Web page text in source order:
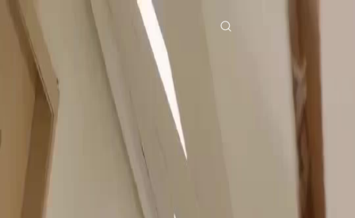
Beranda sulih suarapengkhianatan di balik pernikahan Episode 8